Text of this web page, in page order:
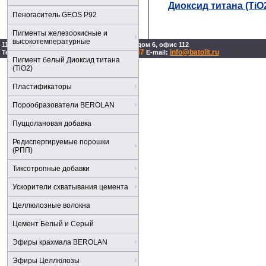
Пеногаситель GEOS P92
Пигменты железоокисные и
высокотемпературные
Пигмент белый Диоксид титана
(TiO2)
Пластификаторы
Порообразователи BEROLAN
Пуццолановая добавка
Редиспергируемые порошки
(РПП)
Тиксотропные добавки
Ускорители схватывания цемента
Целлюлозные волокна
Цемент Белый и Серый
Эфиры крахмала BEROLAN
Эфиры Целлюлозы
Диоксид титана
119619, г. Москва, ул. Производственная, дом 6, офис 112
Тел:518-85-56, 518-85-51Факс:781-86-47 E-mail: info@batolit.ru